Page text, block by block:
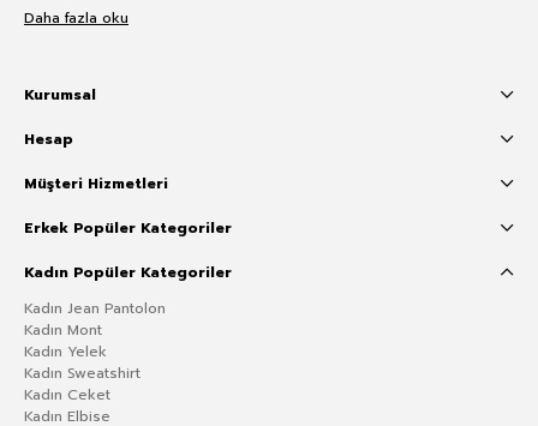
Daha fazla oku
Kurumsal
Hesap
Müşteri Hizmetleri
Erkek Popüler Kategoriler
Kadın Popüler Kategoriler
Kadın Jean Pantolon
Kadın Mont
Kadın Yelek
Kadın Sweatshirt
Kadın Ceket
Kadın Elbise